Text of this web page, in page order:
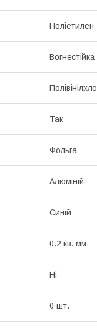
Поліетилен
Вогнестійка
Так
Фольга
Алюміній
Синій
0.2 кв. мм
Ні
0 шт.